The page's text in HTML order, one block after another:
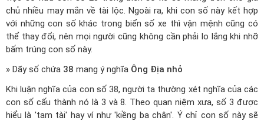
chủ nhiều may mắn về tài lộc. Ngoài ra, khi con số này kết hợp
với những con số khác trong biển số xe thì vận mệnh cũng có
thể thay đổi, nên mọi người cũng không cần phải lo lắng khi nhỡ
bấm trúng con số này.
» Dãy số chứa 38 mang ý nghĩa Ông Địa nhỏ
Khi luận nghĩa của con số 38, người ta thường xét nghĩa của các
con số cấu thành nó là 3 và 8. Theo quan niệm xưa, số 3 được
hiểu là 'tam tài' hay ví như 'kiềng ba chân'. Ý chỉ con số này sẽ